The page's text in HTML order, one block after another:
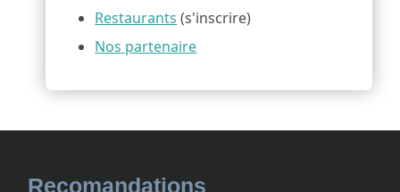
Restaurants (s'inscrire)
Nos partenaire
Recomandations